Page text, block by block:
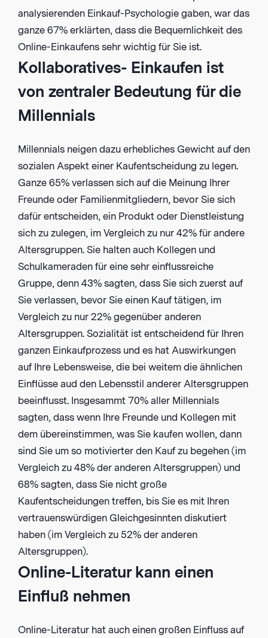
analysierenden Einkauf-Psychologie gaben, war das
ganze 67% erklärten, dass die Bequemlichkeit des
Online-Einkaufens sehr wichtig für Sie ist.
Kollaboratives- Einkaufen ist
von zentraler Bedeutung für die
Millennials
Millennials neigen dazu erhebliches Gewicht auf den
sozialen Aspekt einer Kaufentscheidung zu legen.
Ganze 65% verlassen sich auf die Meinung Ihrer
Freunde oder Familienmitgliedern, bevor Sie sich
dafür entscheiden, ein Produkt oder Dienstleistung
sich zu zulegen, im Vergleich zu nur 42% für andere
Altersgruppen. Sie halten auch Kollegen und
Schulkameraden für eine sehr einflussreiche
Gruppe, denn 43% sagten, dass Sie sich zuerst auf
Sie verlassen, bevor Sie einen Kauf tätigen, im
Vergleich zu nur 22% gegenüber anderen
Altersgruppen. Sozialität ist entscheidend für Ihren
ganzen Einkaufprozess und es hat Auswirkungen
auf Ihre Lebensweise, die bei weitem die ähnlichen
Einflüsse aud den Lebensstil anderer Altersgruppen
beeinflusst. Insgesammt 70% aller Millennials
sagten, dass wenn Ihre Freunde und Kollegen mit
dem übereinstimmen, was Sie kaufen wollen, dann
sind Sie um so motivierter den Kauf zu begehen (im
Vergleich zu 48% der anderen Altersgruppen) und
68% sagten, dass Sie nicht große
Kaufentscheidungen treffen, bis Sie es mit Ihren
vertrauenswürdigen Gleichgesinnten diskutiert
haben (im Vergleich zu 52% der anderen
Altersgruppen).
Online-Literatur kann einen
Einfluß nehmen
Online-Literatur hat auch einen großen Einfluss auf